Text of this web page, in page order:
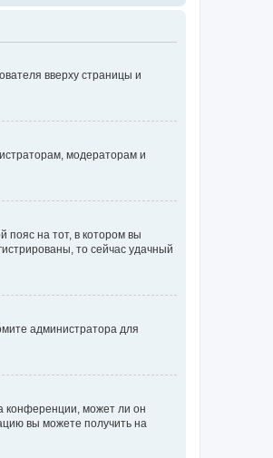
вверху страницы и
модераторам и
пояс на тот, в котором вы
то сейчас удачный
администратора для
конференции, может ли он
вы можете получить на